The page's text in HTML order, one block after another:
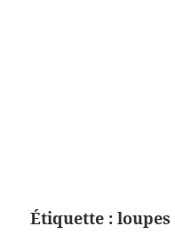
Étiquette :loupes